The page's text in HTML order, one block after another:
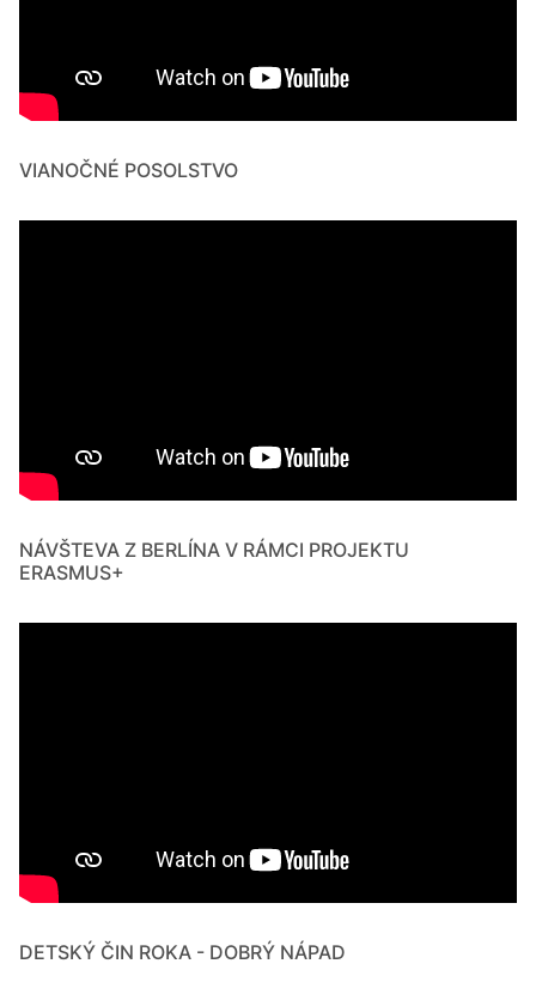
VIANOČNÉ POSOLSTVO
NÁVŠTEVA Z BERLÍNA V RÁMCI PROJEKTU
ERASMUS+
DETSKÝ ČIN ROKA - DOBRÝ NÁPAD